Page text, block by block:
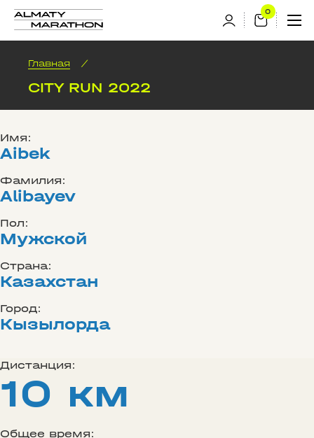
Главная /
CITY RUN 2022
Имя:
Aibek
Фамилия:
Alibayev
Пол:
Мужской
Страна:
Казахстан
Город:
Кызылорда
Дистанция:
10 км
Общее время: